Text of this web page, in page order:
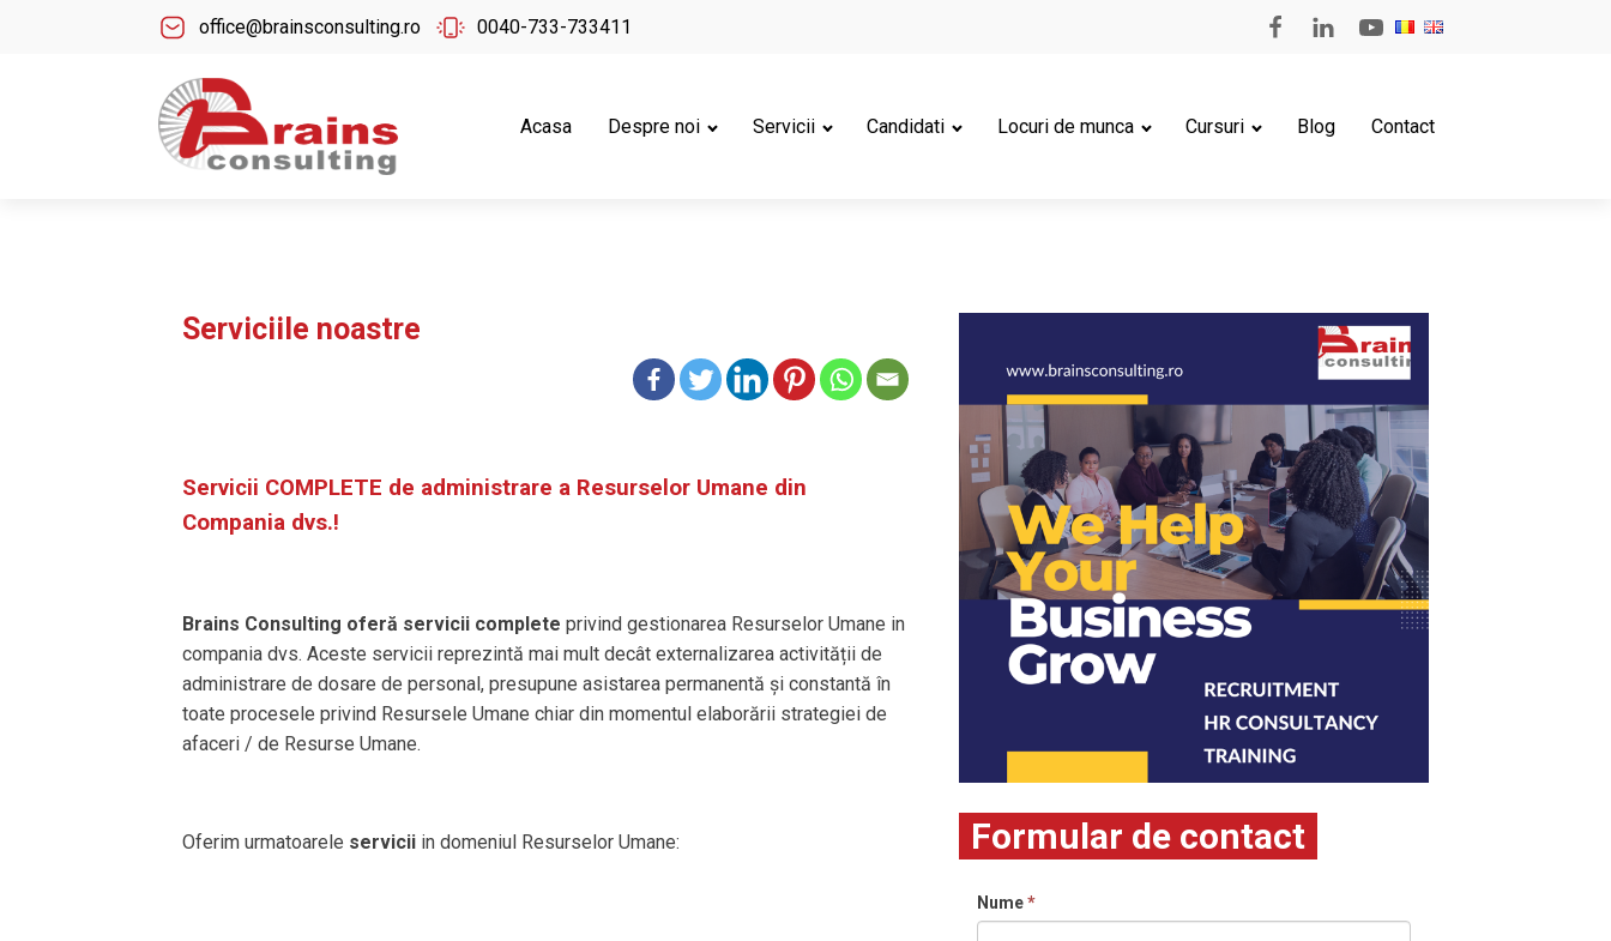
office@brainsconsulting.ro 0040-733-733411
Acasa Despre noi Servicii Candidati Locuri de munca Cursuri Blog Contact
Serviciile noastre
Servicii COMPLETE de administrare a Resurselor Umane din
Compania dvs.!
Brains Consulting oferă servicii complete privind gestionarea Resurselor Umane in
compania dvs. Aceste servicii reprezintă mai mult decât externalizarea activității de
administrare de dosare de personal, presupune asistarea permanentă și constantă în
toate procesele privind Resursele Umane chiar din momentul elaborării strategiei de
afaceri / de Resurse Umane.
Oferim urmatoarele servicii in domeniul Resurselor Umane: Formular de contact
Nume*